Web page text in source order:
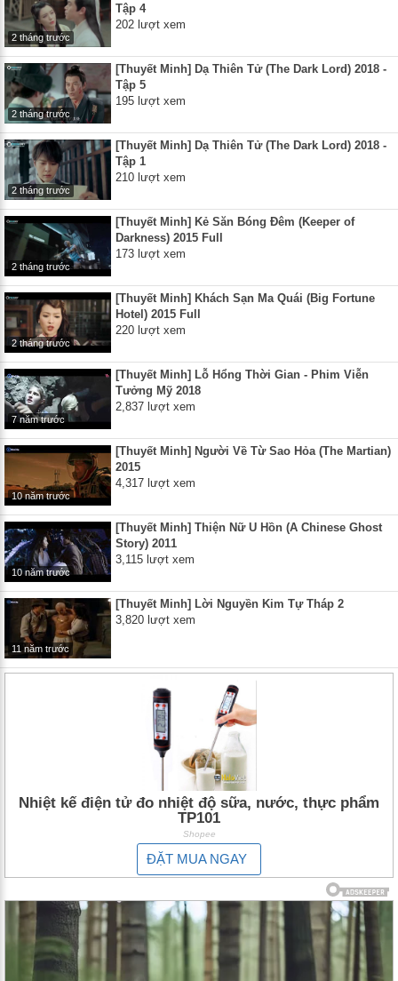
2 tháng trước
Tập 4
202 lượt xem
2 tháng trước
[Thuyết Minh] Dạ Thiên Tử (The Dark Lord) 2018 -
Tập 5
195 lượt xem
2 tháng trước
[Thuyết Minh] Dạ Thiên Tử (The Dark Lord) 2018 -
Tập 1
210 lượt xem
2 tháng trước
[Thuyết Minh] Kẻ Săn Bóng Đêm (Keeper of
Darkness) 2015 Full
173 lượt xem
2 tháng trước
[Thuyết Minh] Khách Sạn Ma Quái (Big Fortune
Hotel) 2015 Full
220 lượt xem
7 năm trước
[Thuyết Minh] Lỗ Hổng Thời Gian - Phim Viễn
Tưởng Mỹ 2018
2,837 lượt xem
10 năm trước
[Thuyết Minh] Người Về Từ Sao Hỏa (The Martian)
2015
4,317 lượt xem
10 năm trước
[Thuyết Minh] Thiện Nữ U Hồn (A Chinese Ghost
Story) 2011
3,115 lượt xem
11 năm trước
[Thuyết Minh] Lời Nguyền Kim Tự Tháp 2
3,820 lượt xem
Nhiệt kế điện tử đo nhiệt độ sữa, nước, thực phẩm
TP101
Shopee
ĐẶT MUA NGAY